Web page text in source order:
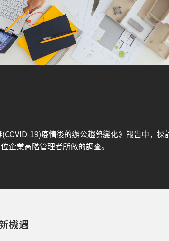
19)疫情後的辦公趨勢變化》報告中，探
企業高階管理者所做的調查。
機遇